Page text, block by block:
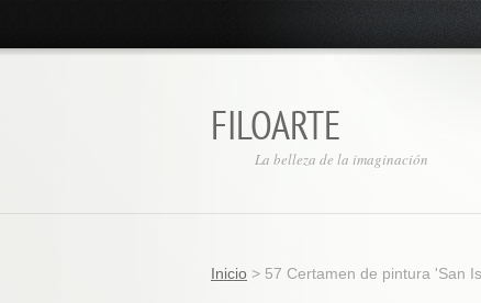
FILOARTE
La belleza de la imaginación
Inicio > 57 Certamen de pintura 'San